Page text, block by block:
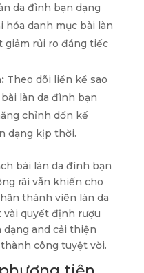
da đình bạn dạng
hóa danh mục bài làn
giảm rủi ro đáng tiếc
Theo dõi liền kề sao
làn da đình bạn
chỉnh dốn kế
dạng kịp thời.
bài làn da đình bạn
rãi vẫn khiến cho
thành viên làn da
quyết định rượu
and cải thiện
công tuyệt vời.